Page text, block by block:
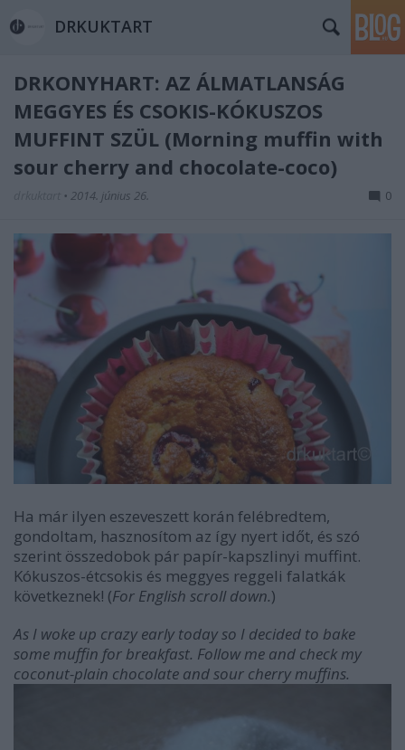
DRKUKTART
DRKONYHART: AZ ÁLMATLANSÁG
MEGGYES ÉS CSOKIS-KÓKUSZOS
MUFFINT SZÜL (Morning muffin with
sour cherry and chocolate-coco)
• 2014. június 26. 0
Ha már ilyen eszeveszett korán felébredtem,
gondoltam, hasznosítom az így nyert időt, és szó
szerint összedobok pár papír-kapszlinyi muffint.
Kókuszos-étcsokis és meggyes reggeli falatkák
következnek! (For English scroll down.)
As I woke up crazy early today so I decided to bake
some muffin for breakfast. Follow me and check my
coconut-plain chocolate and sour cherry muffins.